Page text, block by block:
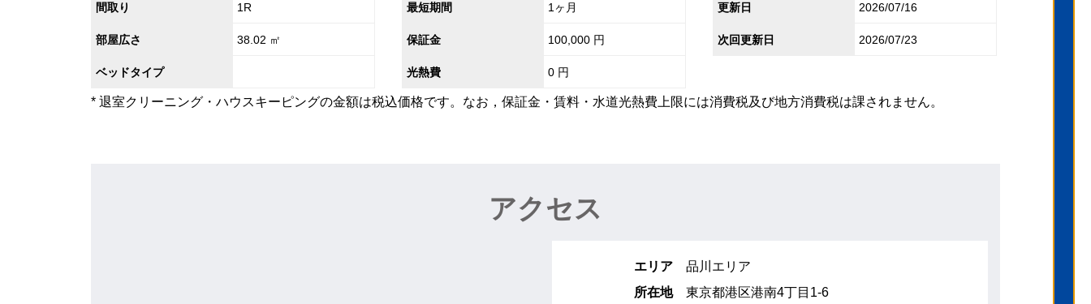
間取り 1R
部屋広さ 38.02 ㎡
ベッドタイプ
最短期間 1ヶ月
保証金 100,000 円
光熱費 0 円
更新日 2026/07/16
次回更新日 2026/07/23
* 退室クリーニング・ハウスキーピングの金額は税込価格です。なお，保証金・賃料・水道光熱費上限には消費税及び地方消費税は課されません。
アクセス
エリア
品川エリア
所在地
東京都港区港南4丁目1-6